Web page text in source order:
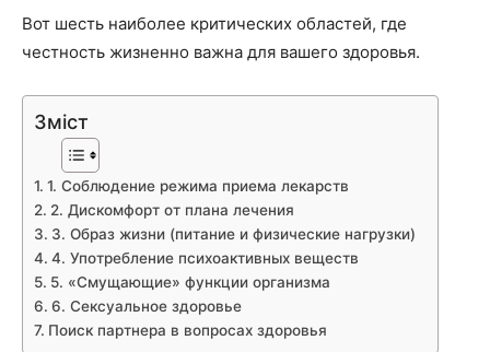
Вот шесть наиболее критических областей, где
честность жизненно важна для вашего здоровья.
Зміст
1. Соблюдение режима приема лекарств
2. Дискомфорт от плана лечения
3. Образ жизни (питание и физические нагрузки)
4. Употребление психоактивных веществ
5. «Смущающие» функции организма
6. Сексуальное здоровье
Поиск партнера в вопросах здоровья